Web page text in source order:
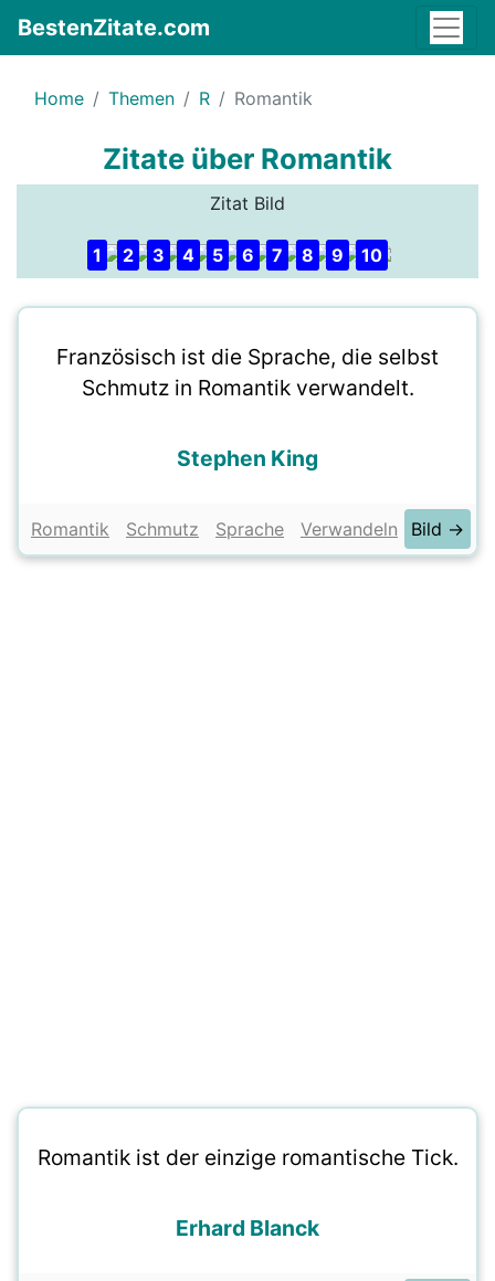
BestenZitate.com
Home Themen R Romantik
Zitate über Romantik
Zitat Bild
1 2 3 4 5 6 7 8 9 10
Französisch ist die Sprache, die selbst
Schmutz in Romantik verwandelt.
Stephen King
Romantik Schmutz Sprache Verwandeln Bild →
Romantik ist der einzige romantische Tick.
Erhard Blanck